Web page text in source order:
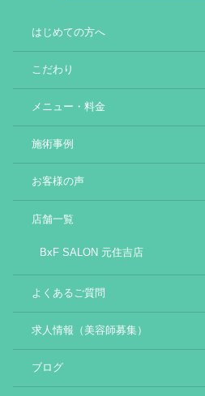
はじめての方へ
こだわり
メニュー・料金
施術事例
お客様の声
店舗一覧
BxF SALON 元住吉店
よくあるご質問
求人情報（美容師募集）
ブログ